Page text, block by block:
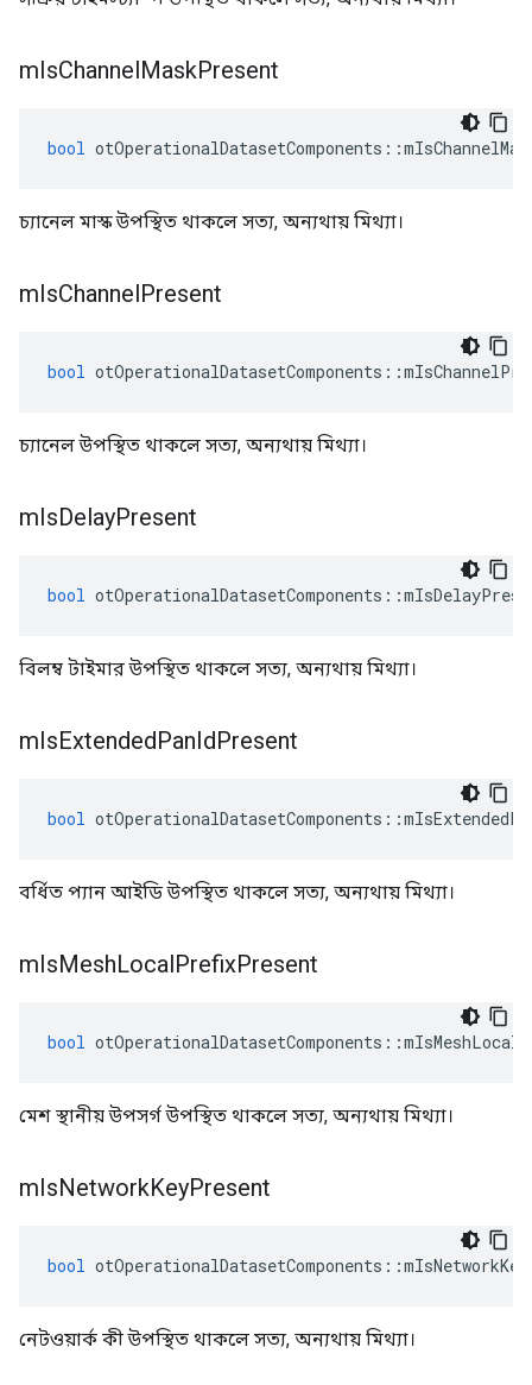
mIsChannelMaskPresent
bool otOperationalDatasetComponents ::
চ্যানেল মাস্ক উপস্থিত থাকলে সত্য, অন্যথায় মিথ্যা।
mIsChannelPresent
bool otOperationalDatasetComponents ::
চ্যানেল উপস্থিত থাকলে সত্য, অন্যথায় মিথ্যা।
mIsDelayPresent
bool otOperationalDatasetComponents ::
বিলম্ব টাইমার উপস্থিত থাকলে সত্য, অন্যথায় মিথ্যা।
mIsExtendedPanIdPresent
bool otOperationalDatasetComponents ::
বর্ধিত প্যান আইডি উপস্থিত থাকলে সত্য, অন্যথায় মিথ্যা।
mIsMeshLocalPrefixPresent
bool otOperationalDatasetComponents ::
মেশ স্থানীয় উপসর্গ উপস্থিত থাকলে সত্য, অন্যথায় মিথ্যা।
mIsNetworkKeyPresent
bool otOperationalDatasetComponents ::
নেটওয়ার্ক কী উপস্থিত থাকলে সত্য, অন্যথায় মিথ্যা।